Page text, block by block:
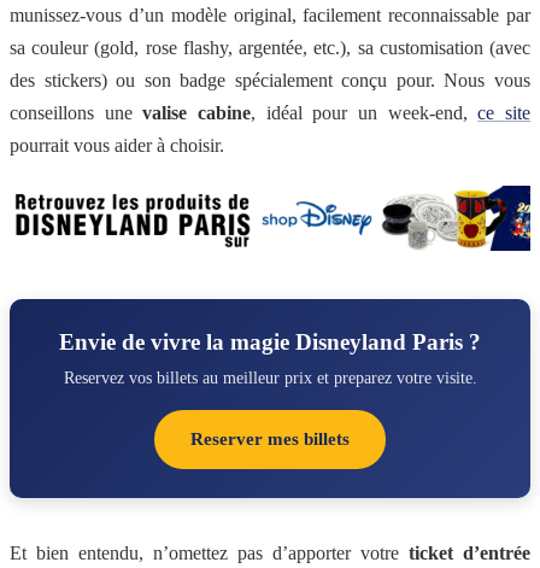
munissez-vous d’un modèle original, facilement reconnaissable par
sa couleur (gold, rose flashy, argentée, etc.), sa customisation (avec
des stickers) ou son badge spécialement conçu pour. Nous vous
conseillons unevalise cabine, idéal pour un week-end,ce site
pourrait vous aider à choisir.
Envie de vivre la magie Disneyland Paris ?
Reservez vos billets au meilleur prix et preparez votre visite.
Reserver mes billets
Et bien entendu, n’omettez pas d’apporter votre ticket d’entrée